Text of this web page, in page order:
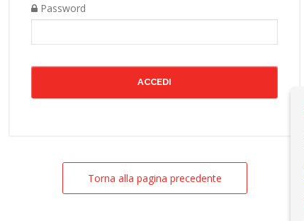
Password
Torna alla pagina precedente